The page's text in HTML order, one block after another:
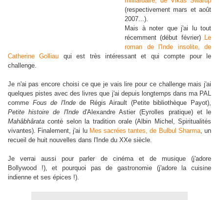
(respectivement mars et août
2007...).
Mais à noter que j'ai lu tout
récemment (début février) Le
roman de l'Inde insolite, de
Catherine Golliau qui est très intéressant et qui compte pour le
challenge.
Je n'ai pas encore choisi ce que je vais lire pour ce challenge mais j'ai
quelques pistes avec des livres que j'ai depuis longtemps dans ma PAL
comme Fous de l'Indede Régis Airault (Petite bibliothèque Payot),
Petite histoire de l'Inded'Alexandre Astier (Eyrolles pratique) et le
Mahâbhârata conté selon la tradition orale (Albin Michel, Spiritualités
vivantes). Finalement, j'ai lu Mes sacrées tantes, de Bulbul Sharma, un
recueil de huit nouvelles dans l'Inde du XXe siècle.
Je verrai aussi pour parler de cinéma et de musique (j'adore
Bollywood !), et pourquoi pas de gastronomie (j'adore la cuisine
indienne et ses épices !).